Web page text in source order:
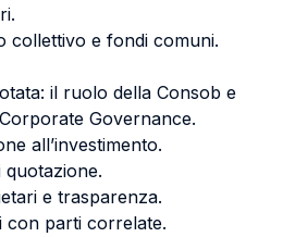
collettivo e fondi comuni.
il ruolo della Consob e
Governance.
all’investimento.
e trasparenza.
con parti correlate.